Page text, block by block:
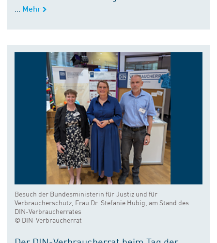
Mehr
Besuch der Bundesministerin für Justiz und für
Verbraucherschutz, Frau Dr. Stefanie Hubig, am Stand des
DIN-Verbraucherrates
© DIN-Verbraucherrat